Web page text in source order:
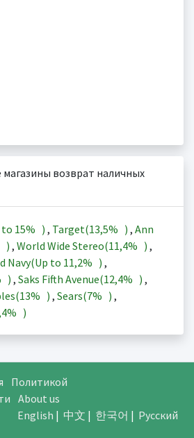
возврат наличных
to 15% ) , Target(13,5% ) , Ann
) , World Wide Stereo(11,4% ) ,
Navy(Up to 11,2% ) ,
) , Saks Fifth Avenue(12,4% ) ,
13% ) , Sears(7% ) ,
)
Политикой
About us
English | 中文 | 한국어 | Русский